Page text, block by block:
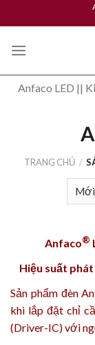
to
content
Anfaco LED ||
TRANG CHỦ /
Anfaco®
Hiệu suất
Sản phẩm đèn
khi lắp đặt chỉ
(Driver-IC) với